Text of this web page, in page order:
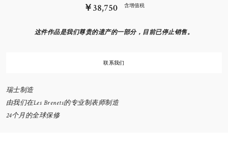
￥38,750 含增值税
这件作品是我们尊贵的遗产的一部分，目前已停止销售。
联系我们
瑞士制造
由我们在Les Brenets的专业制表师制造
24个月的全球保修